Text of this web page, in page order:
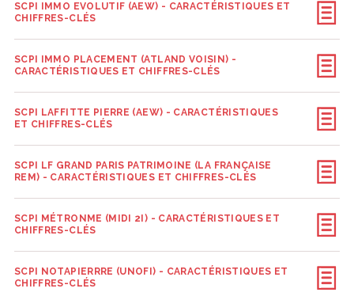
SCPI IMMO EVOLUTIF (AEW) - CARACTÉRISTIQUES ET
CHIFFRES-CLÉS
SCPI IMMO PLACEMENT (ATLAND VOISIN) -
CARACTÉRISTIQUES ET CHIFFRES-CLÉS
SCPI LAFFITTE PIERRE (AEW) - CARACTÉRISTIQUES
ET CHIFFRES-CLÉS
SCPI LF GRAND PARIS PATRIMOINE (LA FRANÇAISE
REM) - CARACTÉRISTIQUES ET CHIFFRES-CLÉS
SCPI MÉTRONME (MIDI 2I) - CARACTÉRISTIQUES ET
CHIFFRES-CLÉS
SCPI NOTAPIERRRE (UNOFI) - CARACTÉRISTIQUES ET
CHIFFRES-CLÉS